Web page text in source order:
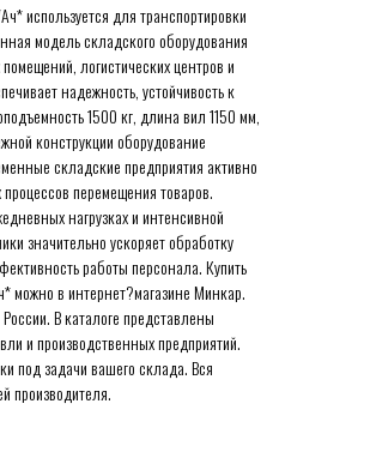
используется для транспортировки
модель складского оборудования
логистических центров и
надежность, устойчивость к
1500 кг, длина вил 1150 мм,
конструкции оборудование
складские предприятия активно
перемещения товаров.
нагрузках и интенсивной
значительно ускоряет обработку
работы персонала. Купить
можно в интернет?магазине Минкар.
В каталоге представлены
и производственных предприятий.
под задачи вашего склада. Вся
производителя.